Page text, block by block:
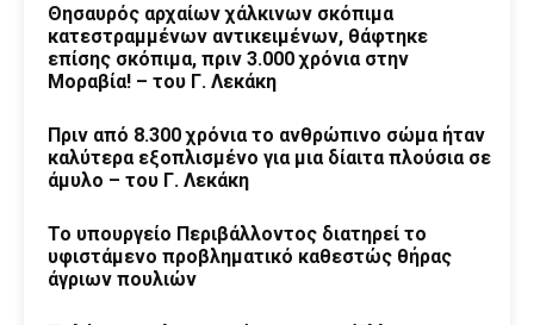
Θησαυρός αρχαίων χάλκινων σκόπιμα
κατεστραμμένων αντικειμένων, θάφτηκε
επίσης σκόπιμα, πριν 3.000 χρόνια στην
Μοραβία! – του Γ. Λεκάκη
Πριν από 8.300 χρόνια το ανθρώπινο σώμα ήταν
καλύτερα εξοπλισμένο για μια δίαιτα πλούσια σε
άμυλο – του Γ. Λεκάκη
Το υπουργείο Περιβάλλοντος διατηρεί το
υφιστάμενο προβληματικό καθεστώς θήρας
άγριων πουλιών